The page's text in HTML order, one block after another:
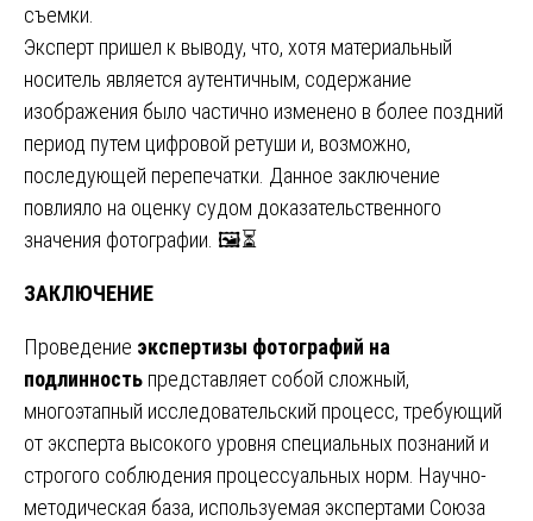
съемки.
Эксперт пришел к выводу, что, хотя материальный
носитель является аутентичным, содержание
изображения было частично изменено в более поздний
период путем цифровой ретуши и, возможно,
последующей перепечатки. Данное заключение
повлияло на оценку судом доказательственного
значения фотографии. 🖼️⏳
ЗАКЛЮЧЕНИЕ
Проведение экспертизы фотографий на
подлинность представляет собой сложный,
многоэтапный исследовательский процесс, требующий
от эксперта высокого уровня специальных познаний и
строгого соблюдения процессуальных норм. Научно-
методическая база, используемая экспертами Союза